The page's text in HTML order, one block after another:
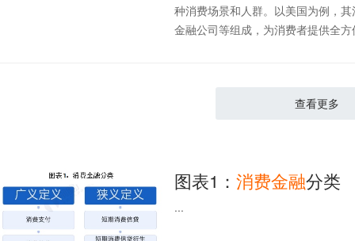
种消费场景和人群。以美国为例，
金融公司等组成，为消费者提供全
查看更多
图表1： 消费金融分类
...